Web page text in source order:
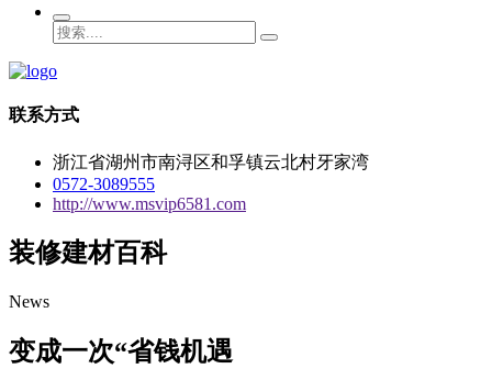
联系方式
浙江省湖州市南浔区和孚镇云北村牙家湾
0572-3089555
http://www.msvip6581.com
装修建材百科
News
变成一次“省钱机遇